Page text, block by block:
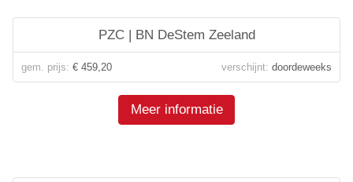
PZC | BN DeStem Zeeland
gem. prijs: € 459,20 verschijnt: doordeweeks
Meer informatie